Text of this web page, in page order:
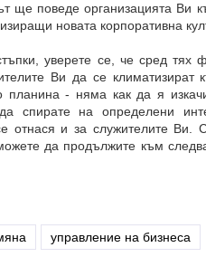
ще поведе организацията Ви
новата корпоративна
уверете се, че сред тях
Ви да се климатизират
планина - няма как да я
спирате на определени
отнася и за служителите Ви.
да продължите към
управление на бизнеса